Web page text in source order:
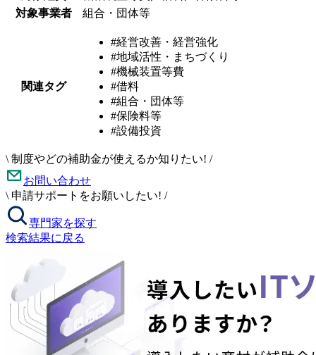
対象事業者
組合・団体等
関連タグ
#経営改善・経営強化
#地域活性・まちづくり
#機械装置等費
#借料
#組合・団体等
#保険料等
#設備投資
\ 制度やどの補助金が使えるか知りたい! /
お問い合わせ
\ 申請サポートをお願いしたい! /
専門家を探す
検索結果に戻る